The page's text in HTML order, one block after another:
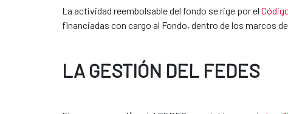
La actividad reembolsable del fondo se rige por el
financiadas con cargo al Fondo, dentro de los marcos
LA GESTIÓN DEL FEDES